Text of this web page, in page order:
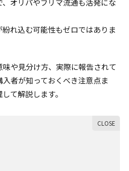
、オリパやフリマ流通も活発にな
れ込む可能性もゼロではありま
味や見分け方、実際に報告されて
者が知っておくべき注意点ま
て解説します。